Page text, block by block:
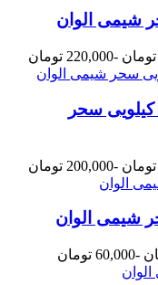
-220,000 تومان
رنگ روغنی سفید نیمه براق گالن 4 کیلویی سحر
-200,000 تومان
شیمی الوان
-60,000 تومان